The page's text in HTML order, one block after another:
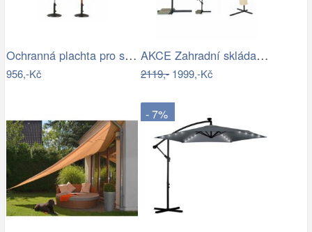
Ochranná plachta pro slunečníky - GD
956,-Kč
AKCE Zahradní skládací slunečník LEVI…
2119,-1999,-Kč
- 7%